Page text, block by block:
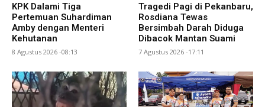
KPK Dalami Tiga
Pertemuan Suhardiman
Amby dengan Menteri
Kehutanan
8 Agustus 2026 -08:13
Tragedi Pagi di Pekanbaru,
Rosdiana Tewas
Bersimbah Darah Diduga
Dibacok Mantan Suami
7 Agustus 2026 -17:11